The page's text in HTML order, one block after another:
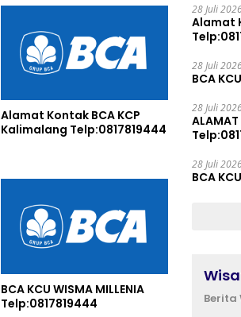
Alamat Kontak BCA KCP
Kalimalang Telp:0817819444
BCA KCU WISMA MILLENIA
Telp:0817819444
28 Juli
Alamat
28 Juli
BCA
28 Juli
28 Juli
BCA
Berita